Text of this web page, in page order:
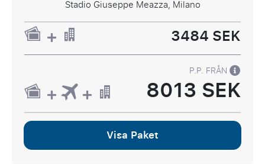
Stadio Giuseppe Meazza, Milano
3484 SEK
P.P. FRÅN
8013 SEK
Visa Paket